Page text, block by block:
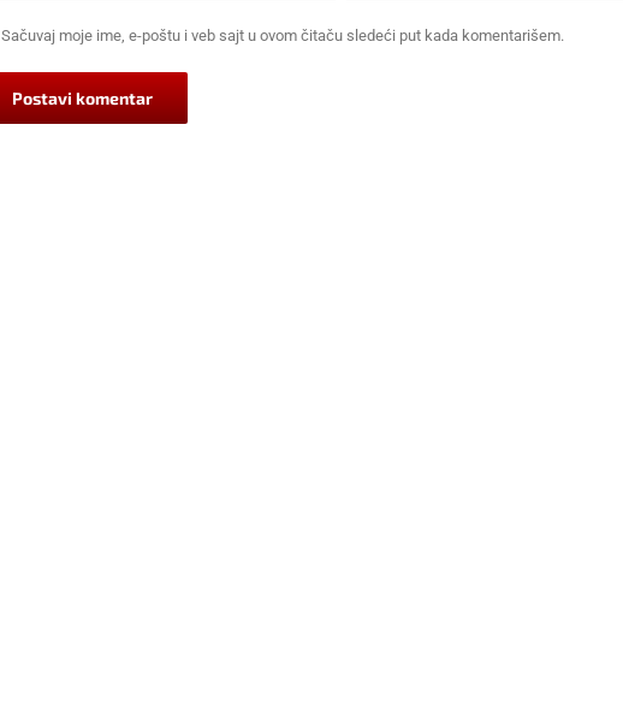
Sačuvaj moje ime, e-poštu i veb sajt u ovom čitaču sledeći put kada komentarišem.